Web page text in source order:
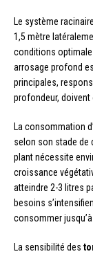
Le système
1,5 mètre
conditions
arrosage profond
principales,
profondeur, doivent
La consommation
selon son stade de
plant nécessite
croissance
atteindre 2-3 litres
besoins
consommer
La sensibilité des